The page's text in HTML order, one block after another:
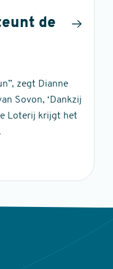
de
zegt Dianne
Sovon, ‘Dankzij
Loterij krijgt het